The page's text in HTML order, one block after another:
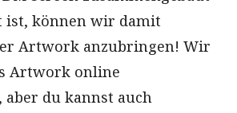
ist, können wir damit
Artwork anzubringen! Wir
Artwork online
aber du kannst auch